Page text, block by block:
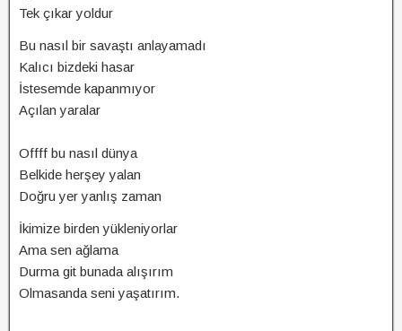
Tek çıkar yoldur
Bu nasıl bir savaştı anlayamadı
Kalıcı bizdeki hasar
İstesemde kapanmıyor
Açılan yaralar
Offff bu nasıl dünya
Belkide herşey yalan
Doğru yer yanlış zaman
İkimize birden yükleniyorlar
Ama sen ağlama
Durma git bunada alışırım
Olmasanda seni yaşatırım.